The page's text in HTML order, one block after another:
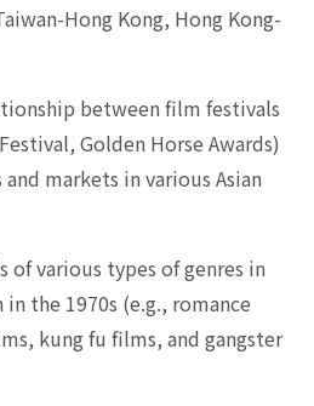
Hong Kong, Hong Kong-
between film festivals
Golden Horse Awards)
markets in various Asian
of various types of genres in
in the 1970s (e.g., romance
kung fu films, and gangster